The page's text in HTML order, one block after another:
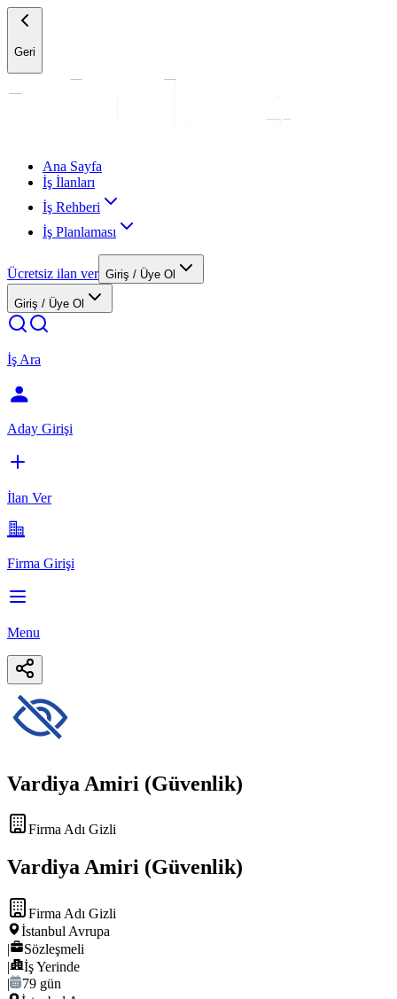
Geri
Ana Sayfa
İş İlanları
İş Rehberi
İş Planlaması
Ücretsiz ilan ver Giriş / Üye Ol
Giriş / Üye Ol
İş Ara
Aday Girişi
İlan Ver
Firma Girişi
Menu
Vardiya Amiri (Güvenlik)
Firma Adı Gizli
Vardiya Amiri (Güvenlik)
Firma Adı Gizli
İstanbul Avrupa
|
Sözleşmeli
|
İş Yerinde
|
79 gün